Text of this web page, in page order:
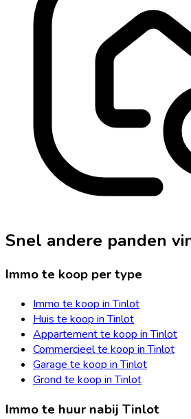
Snel andere panden
Immo te koop per type
Immo te koop in Tinlot
Huis te koop in Tinlot
Appartement te koop in Tinlot
Commercieel te koop in Tinlot
Garage te koop in Tinlot
Grond te koop in Tinlot
Immo te huur nabij Tinlot